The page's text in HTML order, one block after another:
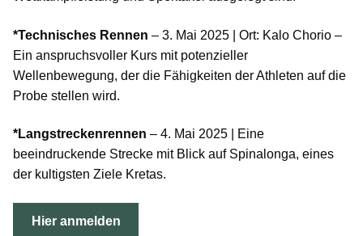
*Technisches Rennen – 3. Mai 2025 | Ort: Kalo Chorio –
Ein anspruchsvoller Kurs mit potenzieller
Wellenbewegung, der die Fähigkeiten der Athleten auf die
Probe stellen wird.
*Langstreckenrennen – 4. Mai 2025 | Eine
beeindruckende Strecke mit Blick auf Spinalonga, eines
der kultigsten Ziele Kretas.
Hier anmelden